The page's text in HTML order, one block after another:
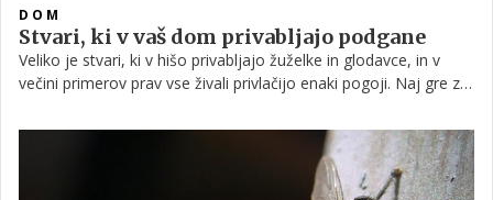
DOM
Stvari, ki v vaš dom privabljajo podgane
Veliko je stvari, ki v hišo privabljajo žuželke in glodavce, in v
večini primerov prav vse živali privlačijo enaki pogoji. Naj gre za
išče hranljiv obrok, vir vode in prijeten prostor za
razmnoževanje. A poznavanje ugodnih pogojev zanje pomeni